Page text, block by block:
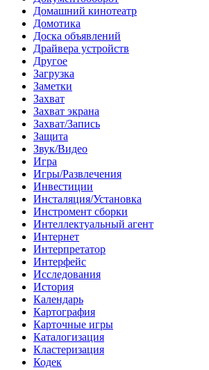
Домашний кинотеатр
Домотика
Доска объявлений
Драйвера устройств
Другое
Загрузка
Заметки
Захват
Захват экрана
Захват/Запись
Защита
Звук/Видео
Игра
Игры/Развлечения
Инвестиции
Инсталяция/Установка
Инстромент сборки
Интеллектуальный агент
Интернет
Интерпретатор
Интерфейс
Исследования
История
Календарь
Картография
Карточные игры
Каталогизация
Кластеризация
Кодек